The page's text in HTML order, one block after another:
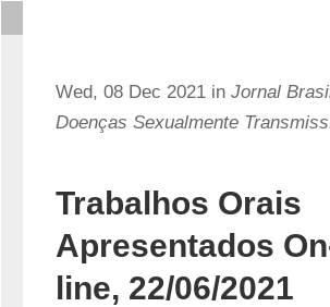
Wed, 08 Dec 2021 in Jornal
Doenças Sexualmente
Trabalhos Orais
Apresentados
line, 22/06/2021